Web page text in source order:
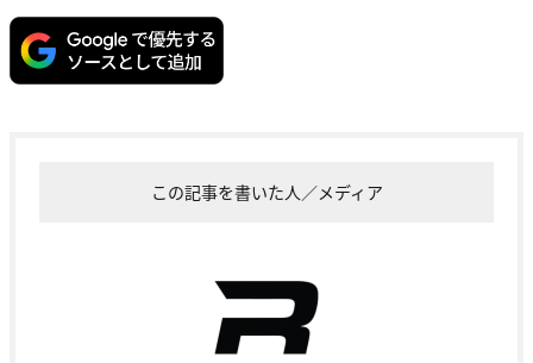
この記事を書いた人／メディア